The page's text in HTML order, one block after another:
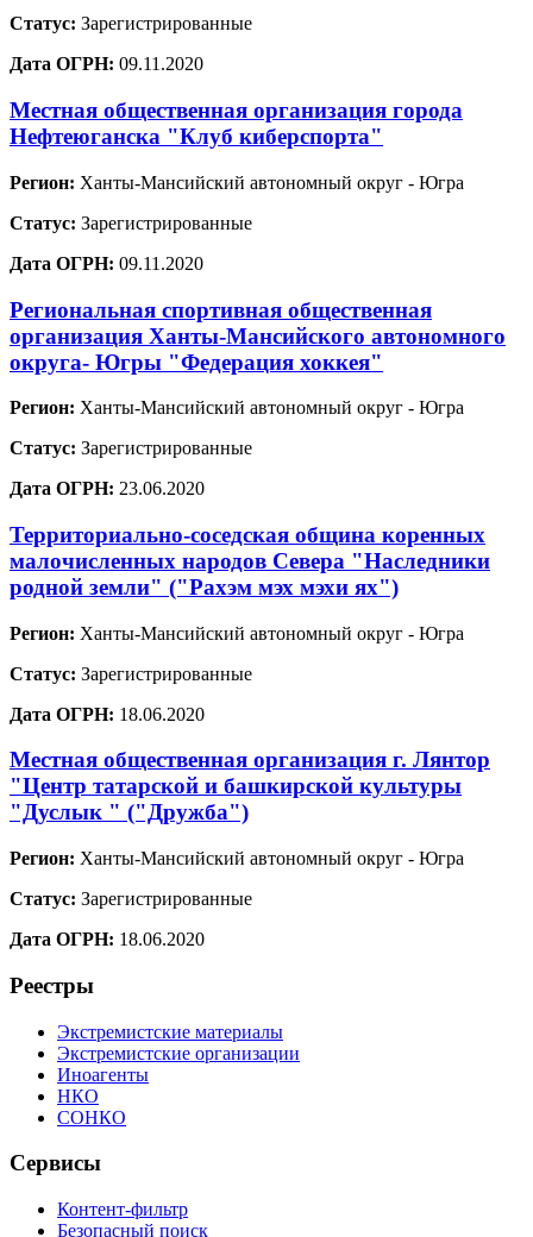
Статус: Зарегистрированные
Дата ОГРН: 09.11.2020
Местная общественная организация города
Нефтеюганска "Клуб киберспорта"
Регион: Ханты-Мансийский автономный округ - Югра
Статус: Зарегистрированные
Дата ОГРН: 09.11.2020
Региональная спортивная общественная
организация Ханты-Мансийского автономного
округа- Югры "Федерация хоккея"
Регион: Ханты-Мансийский автономный округ - Югра
Статус: Зарегистрированные
Дата ОГРН: 23.06.2020
Территориально-соседская община коренных
малочисленных народов Севера "Наследники
родной земли" ("Рахэм мэх мэхи ях")
Регион: Ханты-Мансийский автономный округ - Югра
Статус: Зарегистрированные
Дата ОГРН: 18.06.2020
Местная общественная организация г. Лянтор
"Центр татарской и башкирской культуры
"Дуслык " ("Дружба")
Регион: Ханты-Мансийский автономный округ - Югра
Статус: Зарегистрированные
Дата ОГРН: 18.06.2020
Реестры
Экстремистские материалы
Экстремистские организации
Иноагенты
НКО
СОНКО
Сервисы
Контент-фильтр
Безопасный поиск